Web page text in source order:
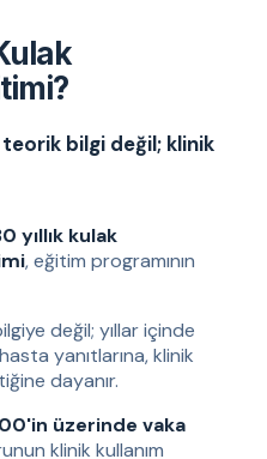
bilgi değil; klinik
yıllık kulak
, eğitim programının
değil; yıllar içinde
yanıtlarına, klinik
dayanır.
üzerinde vaka
klinik kullanım